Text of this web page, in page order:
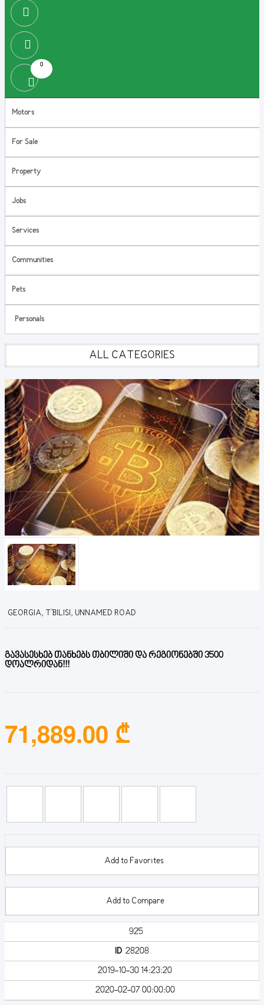
0
Motors
For Sale
Property
Jobs
Services
Communities
Pets
Personals
ALL CATEGORIES
GEORGIA, T'BILISI, UNNAMED ROAD
გავასესხებ თანხებს თბილიში და რეგიონებში 3500
დოალრიდან!!!
71,889.00 ₾
Add to Favorites
Add to Compare
925
ID28208
2019-10-30 14:23:20
2020-02-07 00:00:00